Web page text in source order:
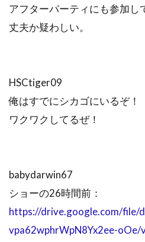
アフターパーティにも参加し
丈夫か疑わしい。
HSCtiger09
俺はすでにシカゴにいるぞ！
ワクワクしてるぜ！
babydarwin67
ショーの26時間前：
https://drive.google.com/file/
vpa62wphrWpN8Yx2ee-oOe/